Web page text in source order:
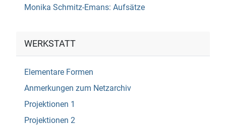
Monika Schmitz-Emans: Aufsätze
WERKSTATT
Elementare Formen
Anmerkungen zum Netzarchiv
Projektionen 1
Projektionen 2